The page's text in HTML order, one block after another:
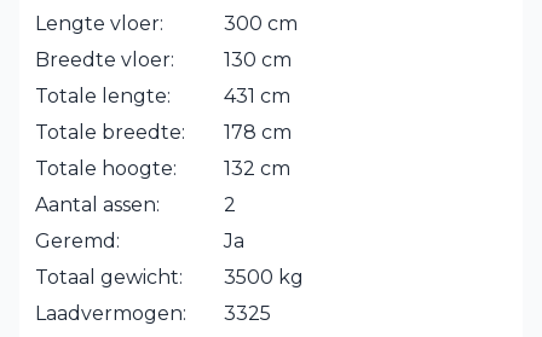
Lengte vloer:
300 cm
Breedte vloer:
130 cm
Totale lengte:
431 cm
Totale breedte:
178 cm
Totale hoogte:
132 cm
Aantal assen:
2
Geremd:
Ja
Totaal gewicht:
3500 kg
Laadvermogen:
3325